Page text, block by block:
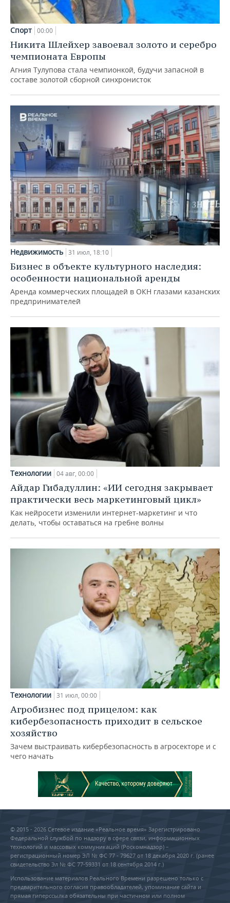
Спорт 00:00
Никита Шлейхер завоевал золото и серебро
чемпионата Европы
Агния Тулупова стала чемпионкой, будучи запасной в
составе золотой сборной синхронисток
Недвижимость 31 июл, 18:10
Бизнес в объекте культурного наследия:
особенности национальной аренды
Аренда коммерческих площадей в ОКН глазами казанских
предпринимателей
Технологии 04 авг, 00:00
Айдар Гибадуллин: «ИИ сегодня закрывает
практически весь маркетинговый цикл»
Как нейросети изменили интернет-маркетинг и что
делать, чтобы оставаться на гребне волны
Технологии 31 июл, 00:00
Агробизнес под прицелом: как
кибербезопасность приходит в сельское
хозяйство
Зачем выстраивать кибербезопасность в агросекторе и с
чего начать
© 2015 - 2026 Сетевое издание «Реальное время» Зарегистрировано
Федеральной службой по надзору в сфере связи, информационных
технологий и массовых коммуникаций (Роскомнадзор) –
регистрационный номер ЭЛ № ФС 77 - 79627 от 18 декабря 2020 г. (ранее
свидетельство Эл № ФС 77-59331 от 18 сентября 2014 г.)
Использование материалов Реального Времени разрешено только с
предварительного согласия правообладателей, упоминание сайта и
прямая гиперссылка обязательны при частичном или полном